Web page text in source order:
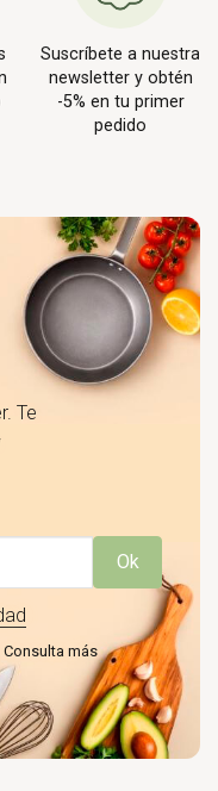
Suscríbete a nuestra
newsletter y obtén
-5% en tu primer
pedido
Te
Ok
más